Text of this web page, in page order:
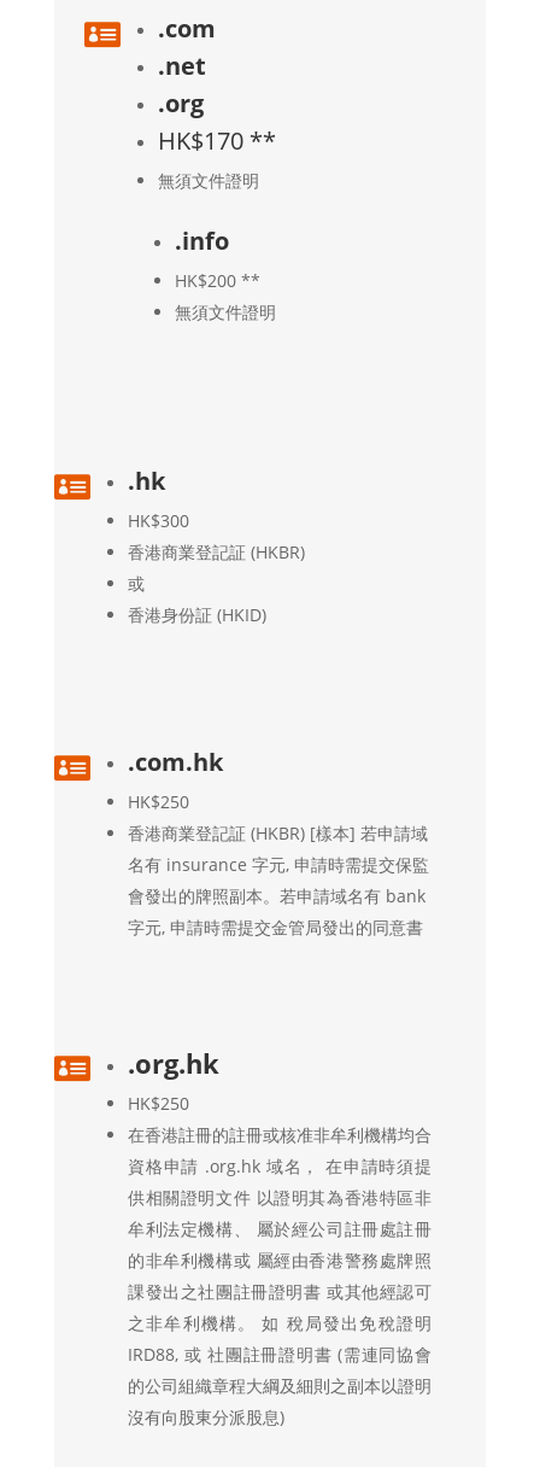

.com
.net
.org
HK$170 **
無須文件證明
.info
HK$200 **
無須文件證明
 .hk
HK$300
香港商業登記証 (HKBR)
或
香港身份証 (HKID)
 .com.hk
HK$250
香港商業登記証 (HKBR) [樣本] 若申請域
名有 insurance 字元, 申請時需提交保監
會發出的牌照副本。若申請域名有 bank
字元, 申請時需提交金管局發出的同意書
 .org.hk
HK$250
在香港註冊的註冊或核准非牟利機構均合
資格申請 .org.hk 域名， 在申請時須提
供相關證明文件 以證明其為香港特區非
牟利法定機構、 屬於經公司註冊處註冊
的非牟利機構或 屬經由香港警務處牌照
課發出之社團註冊證明書 或其他經認可
之非牟利機構。 如 稅局發出免稅證明
IRD88, 或 社團註冊證明書 (需連同協會
的公司組織章程大綱及細則之副本以證明
沒有向股東分派股息)